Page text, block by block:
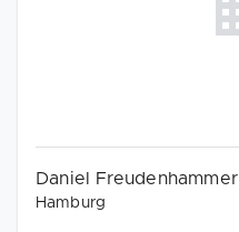
Daniel Freudenhammer
Hamburg